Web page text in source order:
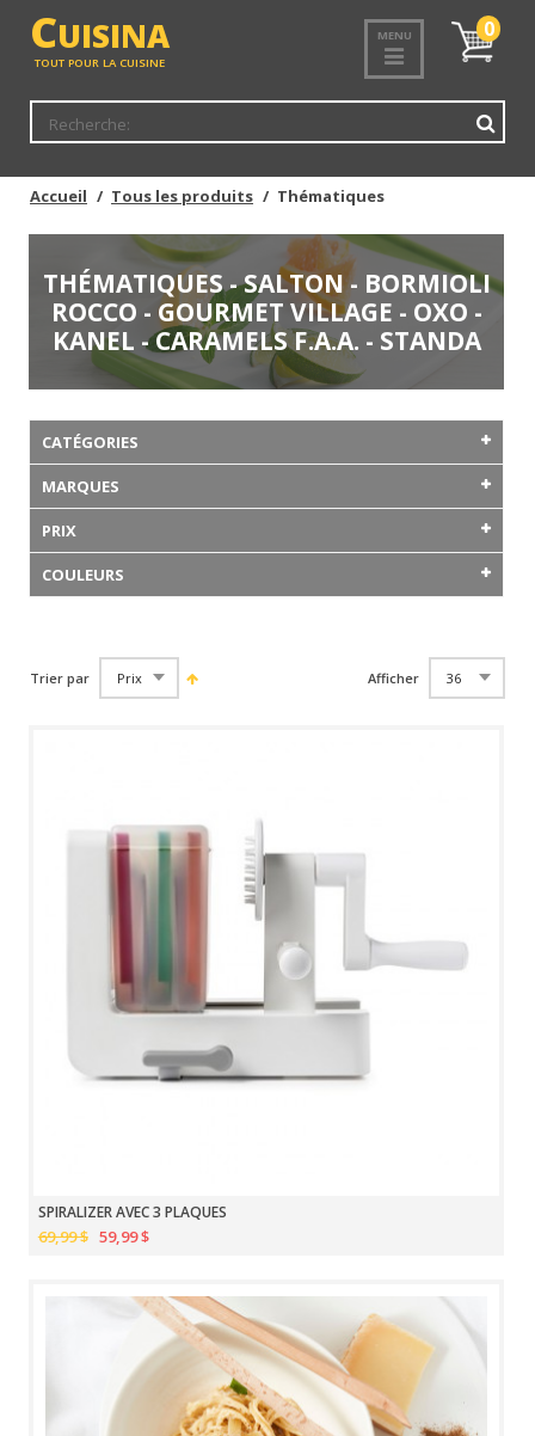
CUISINA
TOUT POUR LA CUISINE
MENU
Mon
panier
0
Accueil Tous les produits Thématiques
THÉMATIQUES - SALTON - BORMIOLI
ROCCO - GOURMET VILLAGE - OXO -
KANEL - CARAMELS F.A.A. - STANDA
CATÉGORIES
MARQUES
PRIX
COULEURS
Trier par Afficher
SPIRALIZER AVEC 3 PLAQUES
69,99 $ 59,99 $